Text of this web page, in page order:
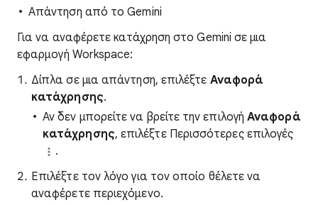
Απάντηση από το Gemini
Για να αναφέρετε κατάχρηση στο Gemini σε μια
εφαρμογή Workspace:
Δίπλα σε μια απάντηση, επιλέξτε Αναφορά
κατάχρησης.
Αν δεν μπορείτε να βρείτε την επιλογήΑναφορά
κατάχρησης, επιλέξτε Περισσότερες επιλογές
.
Επιλέξτε τον λόγο για τον οποίο θέλετε να
αναφέρετε περιεχόμενο.